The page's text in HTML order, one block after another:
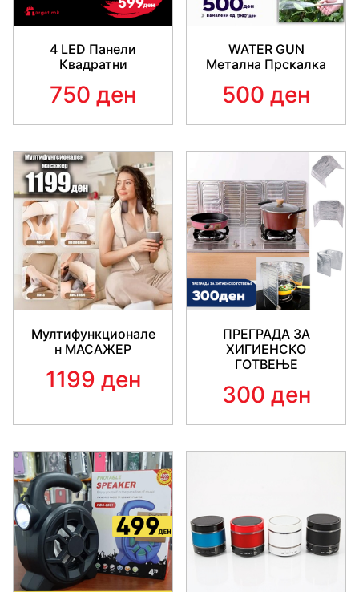
4 LED Панели
Квадратни
750 ден
WATER GUN
Метална Прскалка
500 ден
Мултифункционале
н МАСАЖЕР
1199 ден
ПРЕГРАДА ЗА
ХИГИЕНСКО
ГОТВЕЊЕ
300 ден